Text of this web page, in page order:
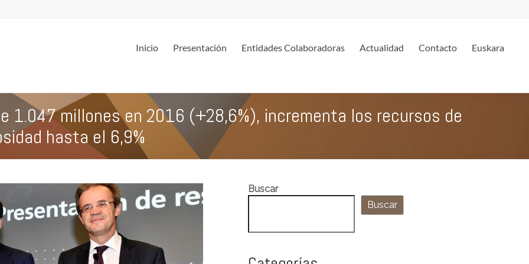
Inicio Presentación Entidades Colaboradoras Actualidad Contacto Euskara
1.047 millones en 2016 (+28,6%), incrementa los recursos de
hasta el 6,9%
Buscar
Buscar